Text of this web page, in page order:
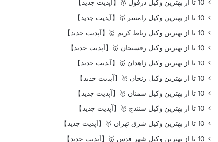
10 تا از بهترین وکیل دزفول 🥇【آپدیت جدید】
10 تا از بهترین وکیل رامسر 🥇【آپدیت جدید】
10 تا از بهترین وکیل رباط کریم 🥇【آپدیت جدید】
10 تا از بهترین وکیل رفسنجان 🥇【آپدیت جدید】
10 تا از بهترین وکیل زاهدان 🥇【آپدیت جدید】
10 تا از بهترین وکیل زنجان 🥇【آپدیت جدید】
10 تا از بهترین وکیل سمنان 🥇【آپدیت جدید】
10 تا از بهترین وکیل سنندج 🥇【آپدیت جدید】
10 تا از بهترین وکیل شرق تهران 🥇【آپدیت جدید】
10 تا از بهترین وکیل شهر قدس 🥇【آپدیت جدید】